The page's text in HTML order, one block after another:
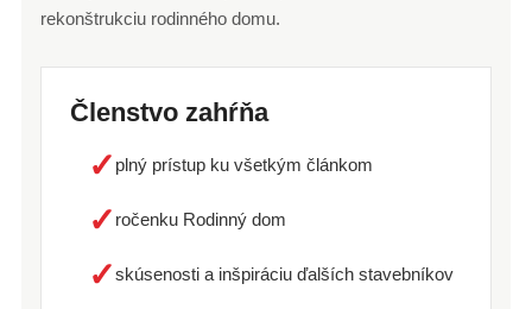
rekonštrukciu rodinného domu.
Členstvo zahŕňa
✓ plný prístup ku všetkým článkom
✓ ročenku Rodinný dom
✓skúsenosti a inšpiráciu ďalších stavebníkov